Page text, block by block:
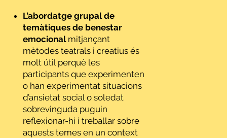
L’abordatge grupal de
temàtiques de benestar
emocional mitjançant
mètodes teatrals i creatius és
molt útil perquè les
participants que experimenten
o han experimentat situacions
d’ansietat social o soledat
sobrevinguda puguin
reflexionar-hi i treballar sobre
aquests temes en un context